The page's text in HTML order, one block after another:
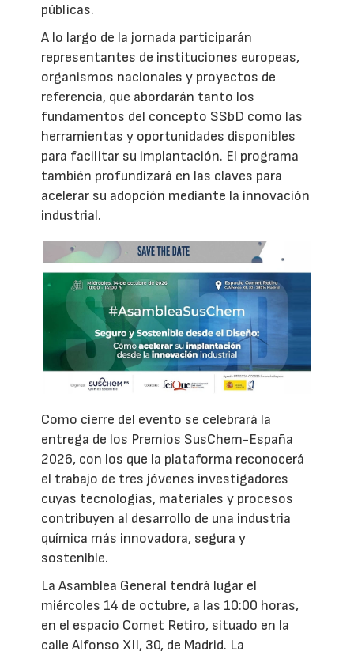
públicas.
A lo largo de la jornada participarán
representantes de instituciones europeas,
organismos nacionales y proyectos de
referencia, que abordarán tanto los
fundamentos del concepto SSbD como las
herramientas y oportunidades disponibles
para facilitar su implantación. El programa
también profundizará en las claves para
acelerar su adopción mediante la innovación
industrial.
Como cierre del evento se celebrará la
entrega de los Premios SusChem-España
2026, con los que la plataforma reconocerá
el trabajo de tres jóvenes investigadores
cuyas tecnologías, materiales y procesos
contribuyen al desarrollo de una industria
química más innovadora, segura y
sostenible.
La Asamblea General tendrá lugar el
miércoles 14 de octubre, a las 10:00 horas,
en el espacio Comet Retiro, situado en la
calle Alfonso XII, 30, de Madrid. La